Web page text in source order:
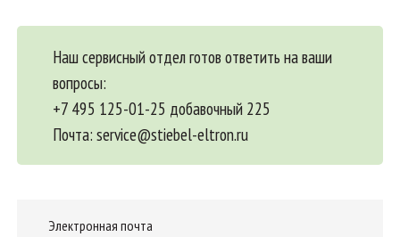
Наш сервисный отдел готов ответить на ваши
вопросы:
+7 495 125-01-25 добавочный 225
Почта: service@stiebel-eltron.ru
Электронная почта